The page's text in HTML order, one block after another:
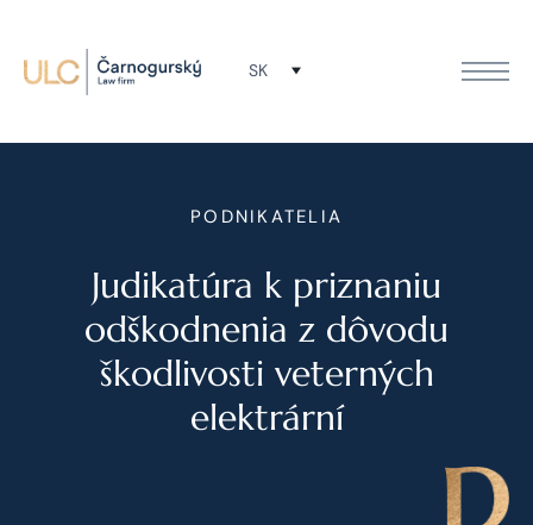
SK
PODNIKATELIA
Judikatúra k priznaniu
odškodnenia z dôvodu
škodlivosti veterných
elektrární